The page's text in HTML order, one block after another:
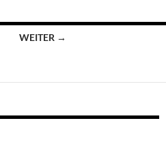
WEITER →